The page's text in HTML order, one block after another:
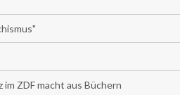
im ZDF macht aus Büchern